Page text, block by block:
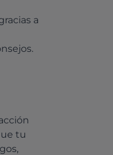
a
tu